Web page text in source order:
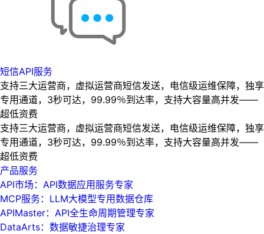
短信API服务
支持三大运营商，虚拟运营商短信发送，电信级运维保障，独享
专用通道，3秒可达，99.99％到达率，支持大容量高并发——
超低资费
支持三大运营商，虚拟运营商短信发送，电信级运维保障，独享
专用通道，3秒可达，99.99％到达率，支持大容量高并发——
超低资费
产品服务
API市场：API数据应用服务专家
MCP服务：LLM大模型专用数据仓库
APIMaster：API全生命周期管理专家
DataArts：数据敏捷治理专家